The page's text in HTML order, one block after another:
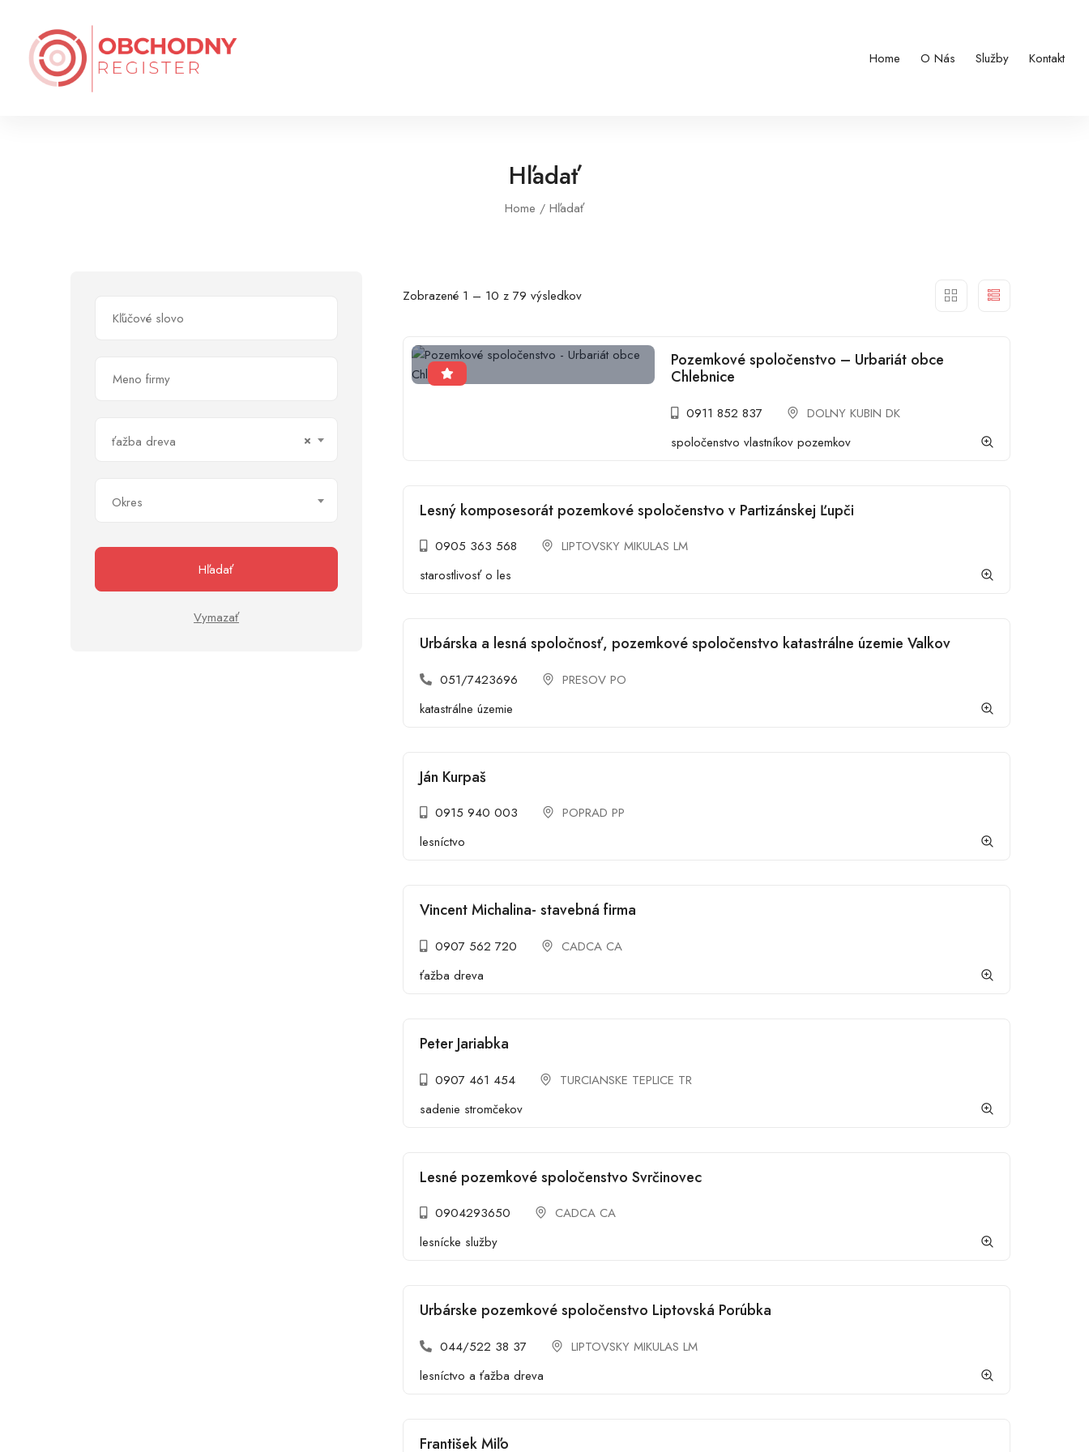
Home O Nás Služby Kontakt
Hľadať
Home Hľadať
×
ťažba dreva
Okres
Hľadať
Vymazať
Zobrazené 1 – 10 z 79 výsledkov
Pozemkové spoločenstvo – Urbariát obce
Chlebnice
0911 852 837
DOLNY KUBIN DK
spoločenstvo vlastníkov pozemkov
Lesný komposesorát pozemkové spoločenstvo v Partizánskej Ľupči
0905 363 568
LIPTOVSKY MIKULAS LM
starostlivosť o les
Urbárska a lesná spoločnosť, pozemkové spoločenstvo katastrálne územie Valkov
051/7423696
PRESOV PO
katastrálne územie
Ján Kurpaš
0915 940 003
POPRAD PP
lesníctvo
Vincent Michalina- stavebná firma
0907 562 720
CADCA CA
ťažba dreva
Peter Jariabka
0907 461 454
TURCIANSKE TEPLICE TR
sadenie stromčekov
Lesné pozemkové spoločenstvo Svrčinovec
0904293650
CADCA CA
lesnícke služby
Urbárske pozemkové spoločenstvo Liptovská Porúbka
044/522 38 37
LIPTOVSKY MIKULAS LM
lesníctvo a ťažba dreva
František Miľo